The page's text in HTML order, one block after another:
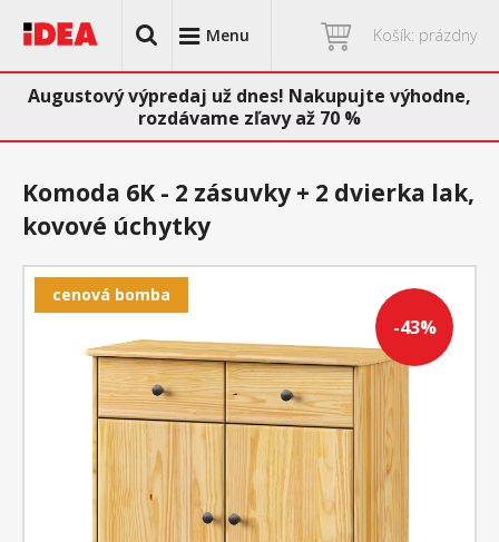
Menu Košík: prázdny
Augustový výpredaj už dnes! Nakupujte výhodne,
rozdávame zľavy až 70 %
-43%
cenová bomba
Komoda 6K - 2 zásuvky + 2 dvierka lak,
kovové úchytky